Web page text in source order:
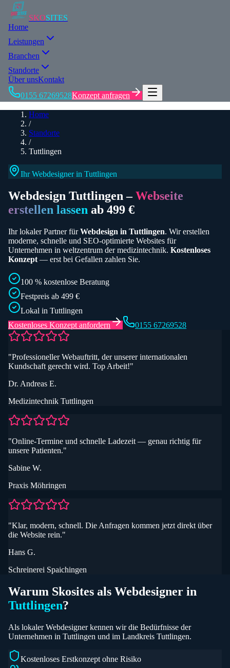
SKOSITES
Home
Leistungen
Branchen
Standorte
Über unsKontakt
0155 67269528Konzept anfragen
Home
/
Standorte
/
Tuttlingen
Ihr Webdesigner in Tuttlingen
Webdesign Tuttlingen – Webseite
erstellen lassen ab 499 €
Ihr lokaler Partner fürWebdesign in Tuttlingen. Wir erstellen
moderne, schnelle und SEO-optimierte Websites für
Unternehmen in weltzentrum der medizintechnik. Kostenloses
Konzept — erst bei Gefallen zahlen Sie.
100 % kostenlose Beratung
Festpreis ab 499 €
Lokal in Tuttlingen
Kostenloses Konzept anfordern
0155 67269528
"Professioneller Webauftritt, der unserer internationalen
Kundschaft gerecht wird. Top Arbeit!"
Dr. Andreas E.
Medizintechnik Tuttlingen
"Online-Termine und schnelle Ladezeit — genau richtig für
unsere Patienten."
Sabine W.
Praxis Möhringen
"Klar, modern, schnell. Die Anfragen kommen jetzt direkt über
die Website rein."
Hans G.
Schreinerei Spaichingen
Warum Skosites als Webdesigner in
Tuttlingen?
Als lokaler Webdesigner kennen wir die Bedürfnisse der
Unternehmen in Tuttlingen und im Landkreis Tuttlingen.
Kostenloses Erstkonzept ohne Risiko